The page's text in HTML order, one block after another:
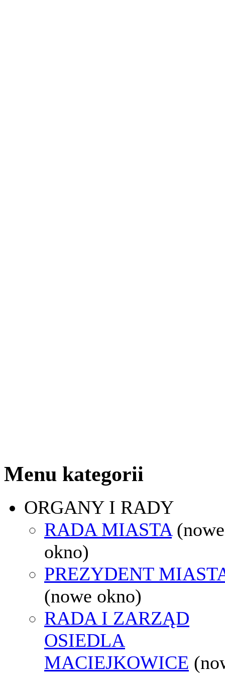
Menu kategorii
ORGANY I RADY
RADA MIASTA (nowe
okno)
PREZYDENT
(nowe okno)
RADA I ZARZĄD
OSIEDLA
MACIEJKOWICE